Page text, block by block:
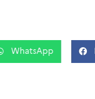
WhatsApp